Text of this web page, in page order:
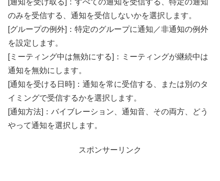
のみを受信する、通知を受信しないかを選択します。
[グループの例外]：特定のグループに通知／非通知の例外
を設定します。
[ミーティング中は無効にする]：ミーティングが継続中は
通知を無効にします。
[通知を受ける日時]：通知を常に受信する、または別のタ
イミングで受信するかを選択します。
[通知方法]：バイブレーション、通知音、その両方、どう
やって通知を選択します。
スポンサーリンク